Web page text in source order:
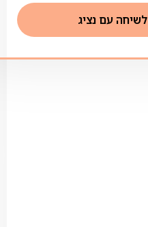
לשיחה עם נציג